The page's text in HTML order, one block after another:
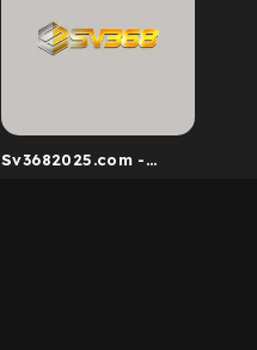
Sv3682025.com -